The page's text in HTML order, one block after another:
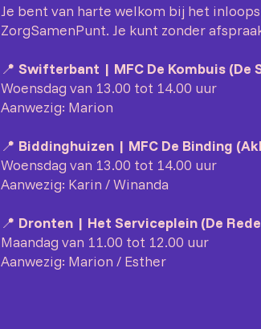
Je bent van harte welkom bij het
ZorgSamenPunt. Je kunt zonder
📍 Swifterbant | MFC De Kombuis (De
Woensdag van 13.00 tot 14.00 uur
Aanwezig: Marion
📍 Biddinghuizen | MFC De Binding
Woensdag van 13.00 tot 14.00 uur
Aanwezig: Karin / Winanda
📍 Dronten | Het Serviceplein (De
Maandag van 11.00 tot 12.00 uur
Aanwezig: Marion / Esther